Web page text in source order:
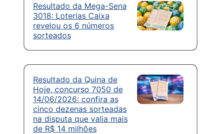
Resultado da Mega-Sena
3018: Loterias Caixa
revelou os 6 números
sorteados
Resultado da Quina de
Hoje, concurso 7050 de
14/06/2026: confira as
cinco dezenas sorteadas
na disputa que valia mais
de R$ 14 milhões